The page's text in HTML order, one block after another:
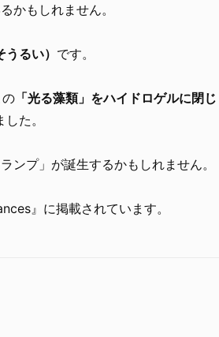
かもしれません。
るい） です。
「光る藻類」をハイドロゲルに閉じ
した。
ンプ」が誕生するかもしれません。
』に掲載されています。